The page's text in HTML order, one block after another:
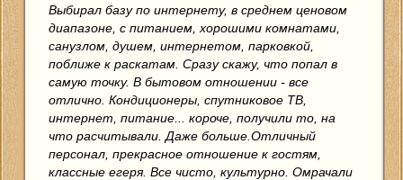
Выбирал базу по интернету, в среднем ценовом
диапазоне, с питанием, хорошими комнатами,
санузлом, душем, интернетом, парковкой,
поближе к раскатам. Сразу скажу, что попал в
самую точку. В бытовом отношении - все
отлично. Кондиционеры, спутниковое ТВ,
интернет, питание... короче, получили то, на
что расчитывали. Даже больше.Отличный
персонал, прекрасное отношение к гостям,
классные егеря. Все чисто, культурно. Омрачали